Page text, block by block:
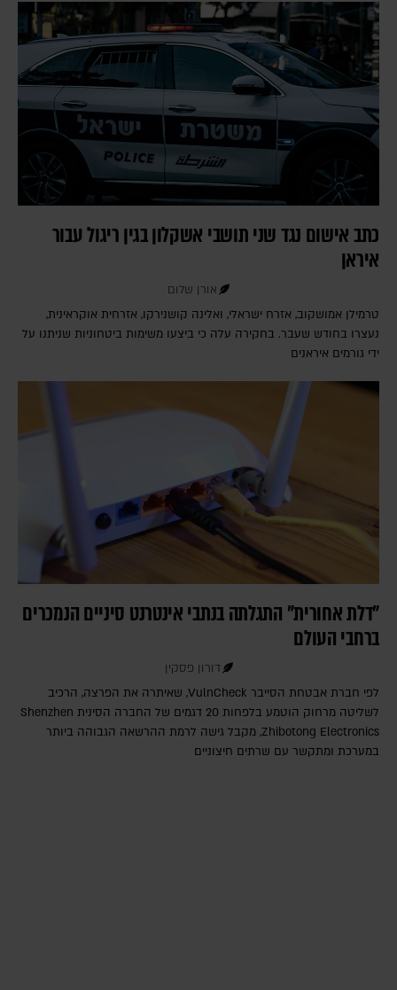
כתב אישום נגד שני תושבי אשקלון בגין ריגול עבור
איראן
אורן שלום
טרמילן אמושקוב, אזרח ישראלי, ואלינה קושנירקו, אזרחית אוקראינית,
נעצרו בחודש שעבר. בחקירה עלה כי ביצעו משימות ביטחוניות שניתנו על
ידי גורמים איראנים
"דלת אחורית" התגלתה בנתבי אינטרנט סיניים הנמכרים
ברחבי העולם
דורון פסקין
לפי חברת אבטחת הסייבר VulnCheck‎, שאיתרה את הפרצה, הרכיב
לשליטה מרחוק הוטמע בלפחות 20 דגמים של החברה הסינית Shenzhen
Zhibotong Electronics‎, מקבל גישה לרמת ההרשאה הגבוהה ביותר
במערכת ומתקשר עם שרתים חיצוניים